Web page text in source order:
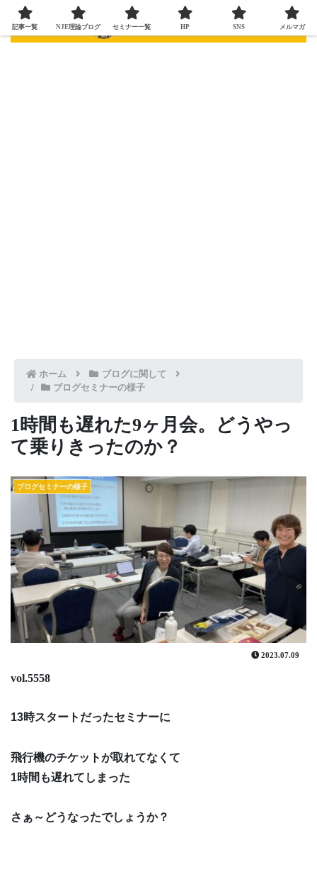
ホーム
ブログに関して
ブログセミナーの様子
1時間も遅れた9ヶ月会。どうやっ
て乗りきったのか？
ブログセミナーの様子
2023.07.09
vol.5558
13時スタートだったセミナーに
飛行機のチケットが取れてなくて
1時間も遅れてしまった
さぁ～どうなったでしょうか？
記事一覧 NJE理論ブログ セミナー一覧 HP SNS メルマガ